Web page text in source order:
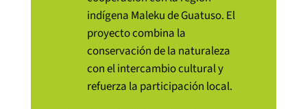
indígena Maleku de Guatuso. El
proyecto combina la
conservación de la naturaleza
con el intercambio cultural y
refuerza la participación local.